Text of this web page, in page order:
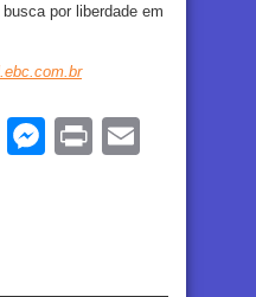
por liberdade em
LinkedIn
Messenger
Print